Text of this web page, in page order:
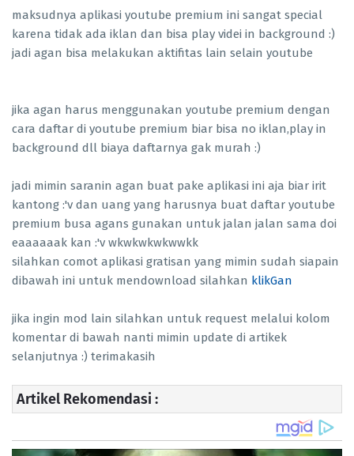
maksudnya aplikasi youtube premium ini sangat special
karena tidak ada iklan dan bisa play videi in background :)
jadi agan bisa melakukan aktifitas lain selain youtube
jika agan harus menggunakan youtube premium dengan
cara daftar di youtube premium biar bisa no iklan,play in
background dll biaya daftarnya gak murah :)
jadi mimin saranin agan buat pake aplikasi ini aja biar irit
kantong :'v dan uang yang harusnya buat daftar youtube
premium busa agans gunakan untuk jalan jalan sama doi
eaaaaaak kan :'v wkwkwkwkwwkk
silahkan comot aplikasi gratisan yang mimin sudah siapain
dibawah ini untuk mendownload silahkan klikGan
jika ingin mod lain silahkan untuk request melalui kolom
komentar di bawah nanti mimin update di artikek
selanjutnya :) terimakasih
Artikel Rekomendasi :